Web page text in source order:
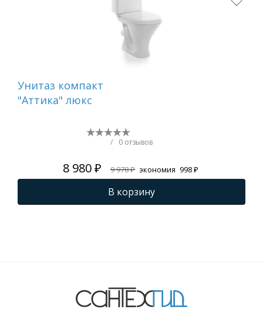
Унитаз компакт
"Аттика" люкс
/ 0 отзывов
8 980 ₽ 9 978 ₽ экономия 998 ₽
В корзину